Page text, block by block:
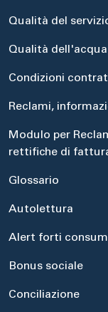
Qualità del
Qualità dell'acqua
Condizioni
Reclami,
Modulo per
rettifiche di
Glossario
Autolettura
Alert forti
Bonus sociale
Conciliazione